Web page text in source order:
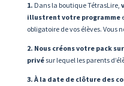
1. Dans la boutique TétrasLire,
illustrent votre programme
obligatoire de vos élèves. Vous
2. Nous créons votre pack
privésur lequel les parents
3. À la date de clôture des